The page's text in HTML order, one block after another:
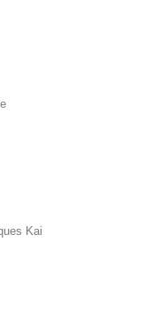
Kai